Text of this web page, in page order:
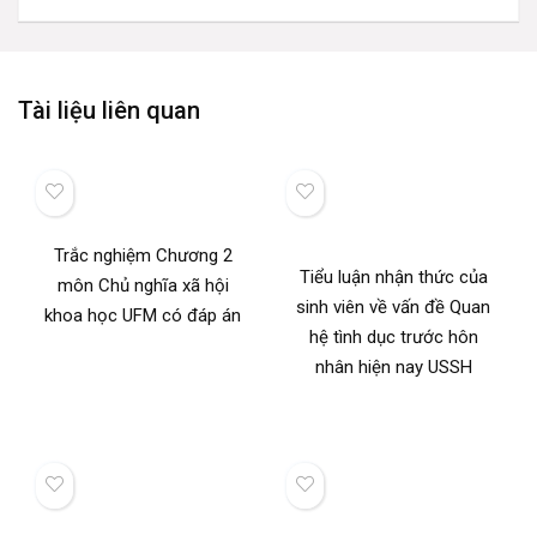
Tài liệu liên quan
Trắc nghiệm Chương 2
môn Chủ nghĩa xã hội
khoa học UFM có đáp án
Tiểu luận nhận thức của
sinh viên về vấn đề Quan
hệ tình dục trước hôn
nhân hiện nay USSH